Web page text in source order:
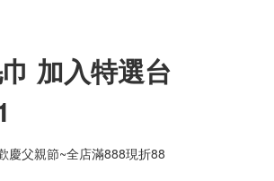
加入特選台
慶父親節~全店滿888現折88